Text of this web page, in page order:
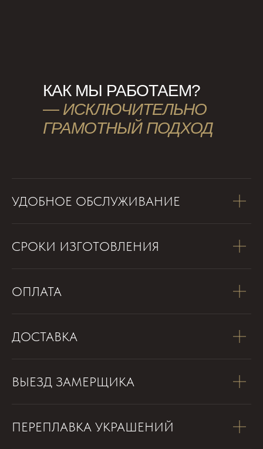
КАК МЫ РАБОТАЕМ?
— ИСКЛЮЧИТЕЛЬНО
ГРАМОТНЫЙ ПОДХОД
УДОБНОЕ ОБСЛУЖИВАНИЕ
СРОКИ ИЗГОТОВЛЕНИЯ
ОПЛАТА
ДОСТАВКА
ВЫЕЗД ЗАМЕРЩИКА
ПЕРЕПЛАВКА УКРАШЕНИЙ